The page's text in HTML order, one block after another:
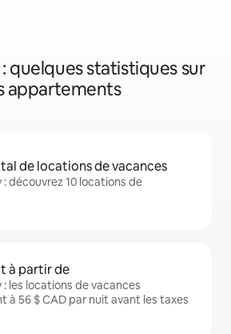
quelques statistiques sur
appartements
de locations de vacances
: découvrez 10 locations de
à partir de
: les locations de vacances
à 56 $ CAD par nuit avant les taxes